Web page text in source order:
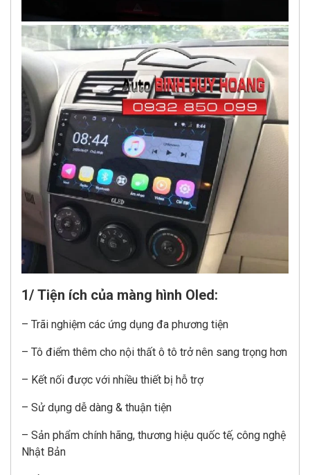
1/ Tiện ích của màng hình Oled:
– Trãi nghiệm các ứng dụng đa phương tiện
– Tô điểm thêm cho nội thất ô tô trở nên sang trọng hơn
– Kết nối được với nhiều thiết bị hỗ trợ
– Sử dụng dễ dàng & thuận tiện
– Sản phẩm chính hãng, thương hiệu quốc tế, công nghệ
Nhật Bản